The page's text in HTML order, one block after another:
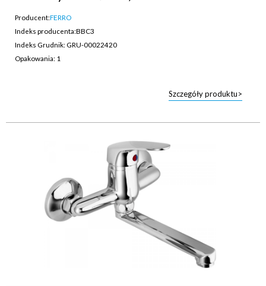
Producent:FERRO
Indeks producenta:BBC3
Indeks Grudnik: GRU-00022420
Opakowania: 1
Szczegóły produktu>